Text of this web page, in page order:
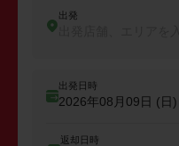
出発
出発日時
2026年08月09日 (日)
返却日時